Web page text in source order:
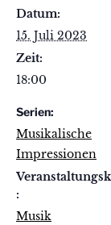
Datum:
15. Juli 2023
Zeit:
18:00
Serien:
Musikalische
Impressionen
:
Musik